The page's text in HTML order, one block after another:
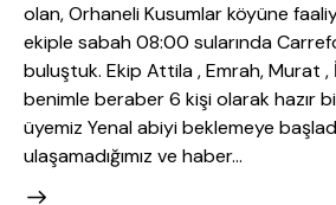
olan, Orhaneli Kusumlar köyüne
ekiple sabah 08:00 sularında
buluştuk. Ekip Attila , Emrah, Murat ,
benimle beraber 6 kişi olarak hazır
üyemiz Yenal abiyi beklemeye
ulaşamadığımız ve haber…